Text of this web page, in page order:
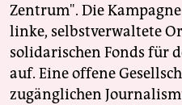
Zentrum". Die
linke, selbstverwaltete
solidarischen Fonds für
auf. Eine offene
zugänglichen